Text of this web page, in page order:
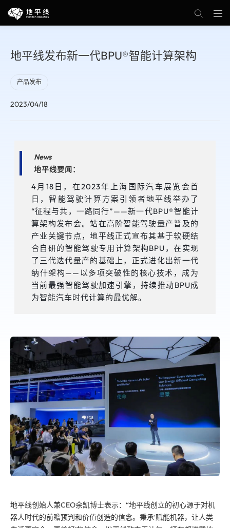
地平线发布新一代BPU®智能计算架构
2023/04/18
产品发布
News
地平线要闻：
4月18日，在2023年上海国际汽车展览会首
日，智能驾驶计算方案引领者地平线举办了
“征程与共，一路同行”——新一代BPU®智能计
算架构发布会。站在高阶智能驾驶量产普及的
产业关键节点，地平线正式宣布其基于软硬结
合自研的智能驾驶专用计算架构BPU，在实现
了三代迭代量产的基础上，正式进化出新一代
纳什架构——以多项突破性的核心技术，成为
当前最强智能驾驶加速引擎，持续推动BPU成
为智能汽车时代计算的最优解。
地平线创始人兼CEO余凯博士表示：“地平线创立的初心源于对机
器人时代的前瞻预判和价值创造的信念。秉承‘赋能机器，让人类